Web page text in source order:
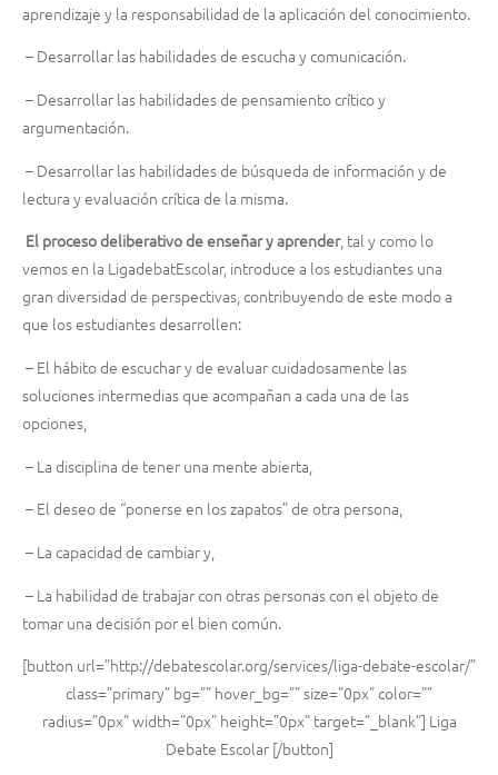
aprendizaje y la responsabilidad de la aplicación del conocimiento.
– Desarrollar las habilidades de escucha y comunicación.
– Desarrollar las habilidades de pensamiento crítico y
argumentación.
– Desarrollar las habilidades de búsqueda de información y de
lectura y evaluación crítica de la misma.
El proceso deliberativo de enseñar y aprender, tal y como lo
vemos en la LigadebatEscolar, introduce a los estudiantes una
gran diversidad de perspectivas, contribuyendo de este modo a
que los estudiantes desarrollen:
– El hábito de escuchar y de evaluar cuidadosamente las
soluciones intermedias que acompañan a cada una de las
opciones,
– L a disciplina de tener una mente abierta,
– El deseo de “ponerse en los zapatos” de otra persona,
– L a capacidad de cambiar y,
– La habilidad de trabajar con otras personas con el objeto de
tomar una decisión por el bien común.
[button url=”http://debatescolar.org/services/liga-debate-escolar/”
class=”primary” bg=”” hover_bg=”” size=”0px” color=””
radius=”0px” width=”0px” height=”0px” target=”_blank”] Liga
Debate Escolar [/button]